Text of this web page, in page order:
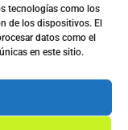
tecnologías como los
de los dispositivos. El
datos como el
en este sitio.
Karen M/C